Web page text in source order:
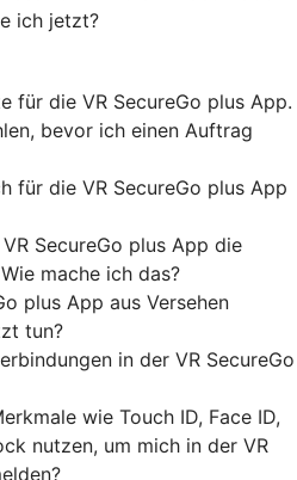
ich jetzt?
für die VR SecureGo plus App.
bevor ich einen Auftrag
für die VR SecureGo plus App
SecureGo plus App die
mache ich das?
plus App aus Versehen
tun?
in der VR SecureGo
wie Touch ID, Face ID,
nutzen, um mich in der VR